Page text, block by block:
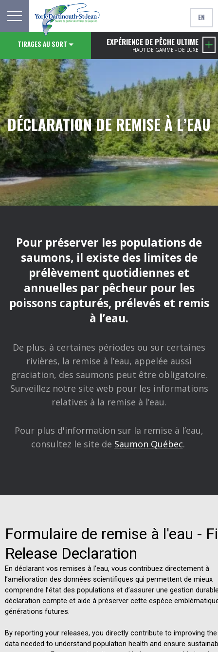
EN
TIRAGES AU SORT EXPÉRIENCE DE PÊCHE ULTIME
HAUT DE GAMME - DE LUXE
DÉCLARATION DE REMISE À L’EAU
Pour préserver les populations de
saumons, il existe des limites de
prélèvement quotidiennes et
annuelles par pêcheur pour les
poissons capturés, prélevés et remis
à l’eau.
De plus, à certaines périodes ou sur certaines
rivières, la remise à l’eau, appelée aussi
graciation, des saumons peut être obligatoire.
Surveillez notre site web pour les informations
relatives à la remise à l’eau.
Pour plus d'information sur la remise à l’eau,
consultez le site de Saumon Québec.